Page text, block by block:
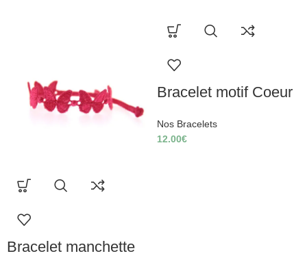
Bracelet manchette
Bracelet motif Coeur
Nos Bracelets
12.00€